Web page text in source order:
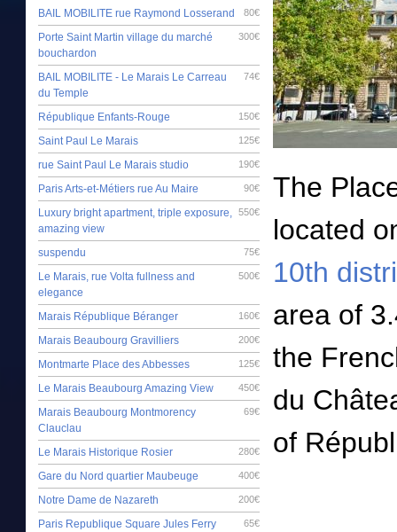
80€
BAIL MOBILITE rue Raymond Losserand
300€
Porte Saint Martin village du marché
bouchardon
74€
BAIL MOBILITE - Le Marais Le Carreau
du Temple
150€
République Enfants-Rouge
125€
Saint Paul Le Marais
190€
rue Saint Paul Le Marais studio
90€
Paris Arts-et-Métiers rue Au Maire
550€
Luxury bright apartment, triple exposure,
amazing view
75€
suspendu
500€
Le Marais, rue Volta fullness and
elegance
160€
Marais République Béranger
200€
Marais Beaubourg Gravilliers
125€
Montmarte Place des Abbesses
450€
Le Marais Beaubourg Amazing View
69€
Marais Beaubourg Montmorency
Clauclau
280€
Le Marais Historique Rosier
400€
Gare du Nord quartier Maubeuge
200€
Notre Dame de Nazareth
65€
Paris Republique Square Jules Ferry
The
located
10th
area of
the
du
of